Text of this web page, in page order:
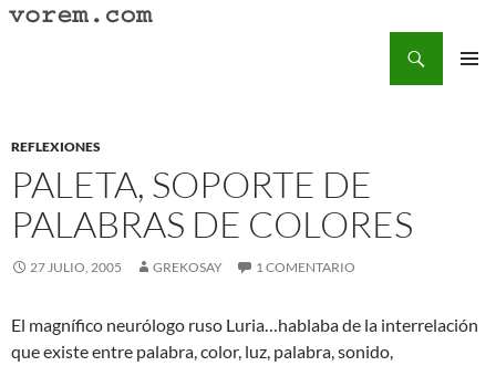
Saltar
REFLEXIONES
PALETA, SOPORTE DE
PALABRAS DE COLORES
27 JULIO, 2005 GREKOSAY 1 COMENTARIO
El magnífico neurólogo ruso Luria…hablaba de la interrelación
que existe entre palabra, color, luz, palabra, sonido,